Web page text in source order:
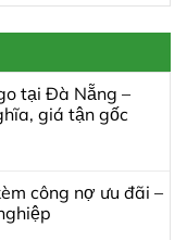
tại Đà Nẵng –
giá tận gốc
công nợ ưu đãi –